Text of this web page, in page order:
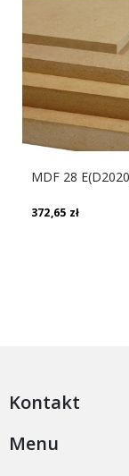
372,65 zł
Kontakt
Menu